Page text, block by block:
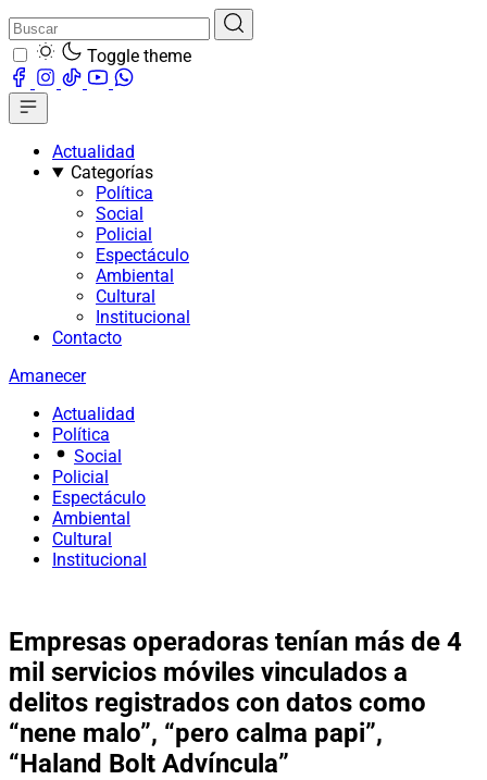
Toggle theme
Actualidad
Categorías
Política
Social
Policial
Espectáculo
Ambiental
Cultural
Institucional
Contacto
Amanecer
Actualidad
Política
Social
Policial
Espectáculo
Ambiental
Cultural
Institucional
Empresas operadoras tenían más de 4
mil servicios móviles vinculados a
delitos registrados con datos como
“nene malo”, “pero calma papi”,
“Haland Bolt Advíncula”